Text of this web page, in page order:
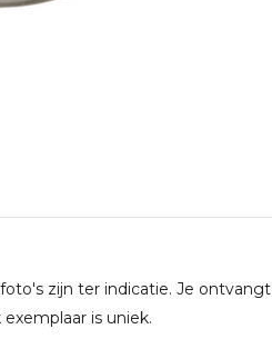
zijn ter indicatie. Je ontvangt
is uniek.